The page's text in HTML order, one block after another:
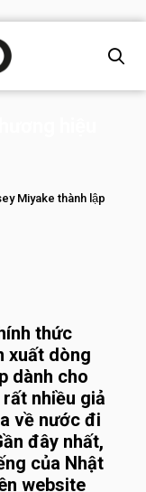
Miyake thành lập
thức
xuất dòng
dành cho
nhiều giả
về nước đi
đây nhất,
của Nhật
website